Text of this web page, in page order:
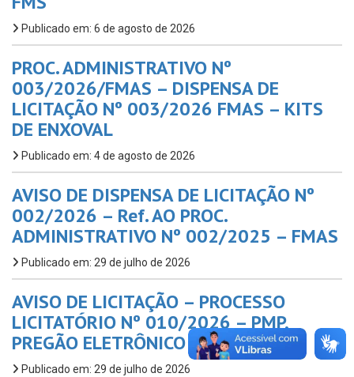
Publicado em: 6 de agosto de 2026
PROC. ADMINISTRATIVO Nº
003/2026/FMAS – DISPENSA DE
LICITAÇÃO Nº 003/2026 FMAS – KITS
DE ENXOVAL
Publicado em: 4 de agosto de 2026
AVISO DE DISPENSA DE LICITAÇÃO Nº
002/2026 – Ref. AO PROC.
ADMINISTRATIVO Nº 002/2025 – FMAS
Publicado em: 29 de julho de 2026
AVISO DE LICITAÇÃO – PROCESSO
LICITATÓRIO Nº 010/2026 – PMP,
PREGÃO ELETRÔNICO n.º 07/2026
Publicado em: 29 de julho de 2026